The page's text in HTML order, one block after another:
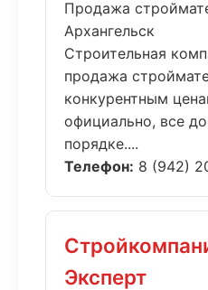
Продажа
Архангельск
Строительная
продажа
конкурентным
официально, все
порядке....
Телефон: 8 (942)
Эксперт